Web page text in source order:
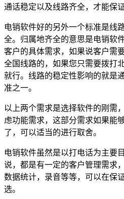
通话稳定以及线路齐全，才能保
电销软件好的另外一个标准是线
全。归属地齐全的意思是电销软
客户的具体需求，如果说客户需
全国线路的，如果您只需要拨打
就行。线路的稳定性影响的就是
准之一。
以上两个需求是选择软件的刚需
虑功能需求，这部分需求如果能
了，可以适当的进行取舍。
电销软件虽然是以打电话为主要
说，都是有一定的客户管理需求
数据统计，录音等等，可以在保
选。